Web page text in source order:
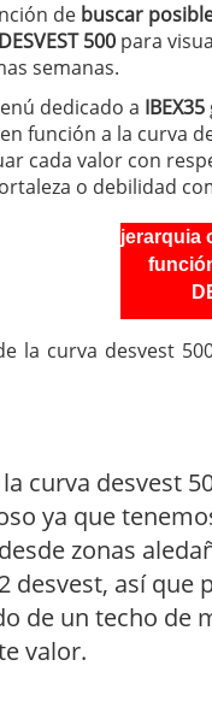
de buscar
500 para
semanas.
dedicado a IBEX35
función a la curva
cada valor con
o debilidad
jerarquia
la curva desvest
curva desvest
ya que
zonas
desvest, así que
de un techo de
valor.